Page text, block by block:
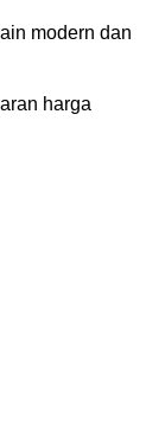
modern dan
harga